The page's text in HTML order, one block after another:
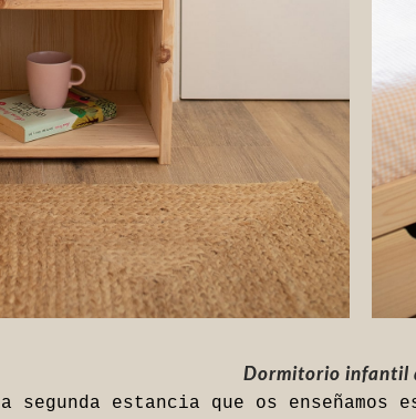
Dormitorio infantil
segunda estancia que os